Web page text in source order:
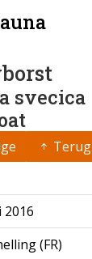
svecica
Terug
2016
(FR)